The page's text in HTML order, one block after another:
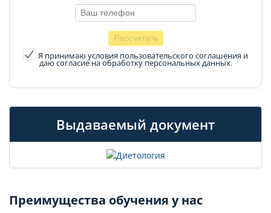
Я принимаю условия пользовательского соглашения и
даю согласие на обработку персональных данных.
Выдаваемый документ
Преимущества обучения у нас